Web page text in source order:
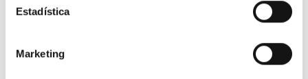
Estadística
Marketing